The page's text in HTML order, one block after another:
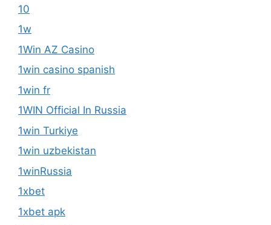
10
1w
1Win AZ Casino
1win casino spanish
1win fr
1WIN Official In Russia
1win Turkiye
1win uzbekistan
1winRussia
1xbet
1xbet apk